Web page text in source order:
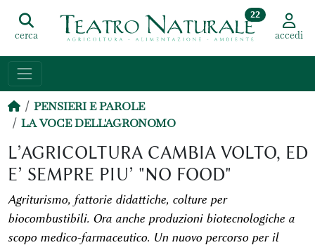
cerca
22
accedi
PENSIERI E PAROLE
LA VOCE DELL'AGRONOMO
L’AGRICOLTURA CAMBIA VOLTO, ED
E’ SEMPRE PIU’ "NO FOOD"
Agriturismo, fattorie didattiche, colture per
biocombustibili. Ora anche produzioni biotecnologiche a
scopo medico-farmaceutico. Un nuovo percorso per il